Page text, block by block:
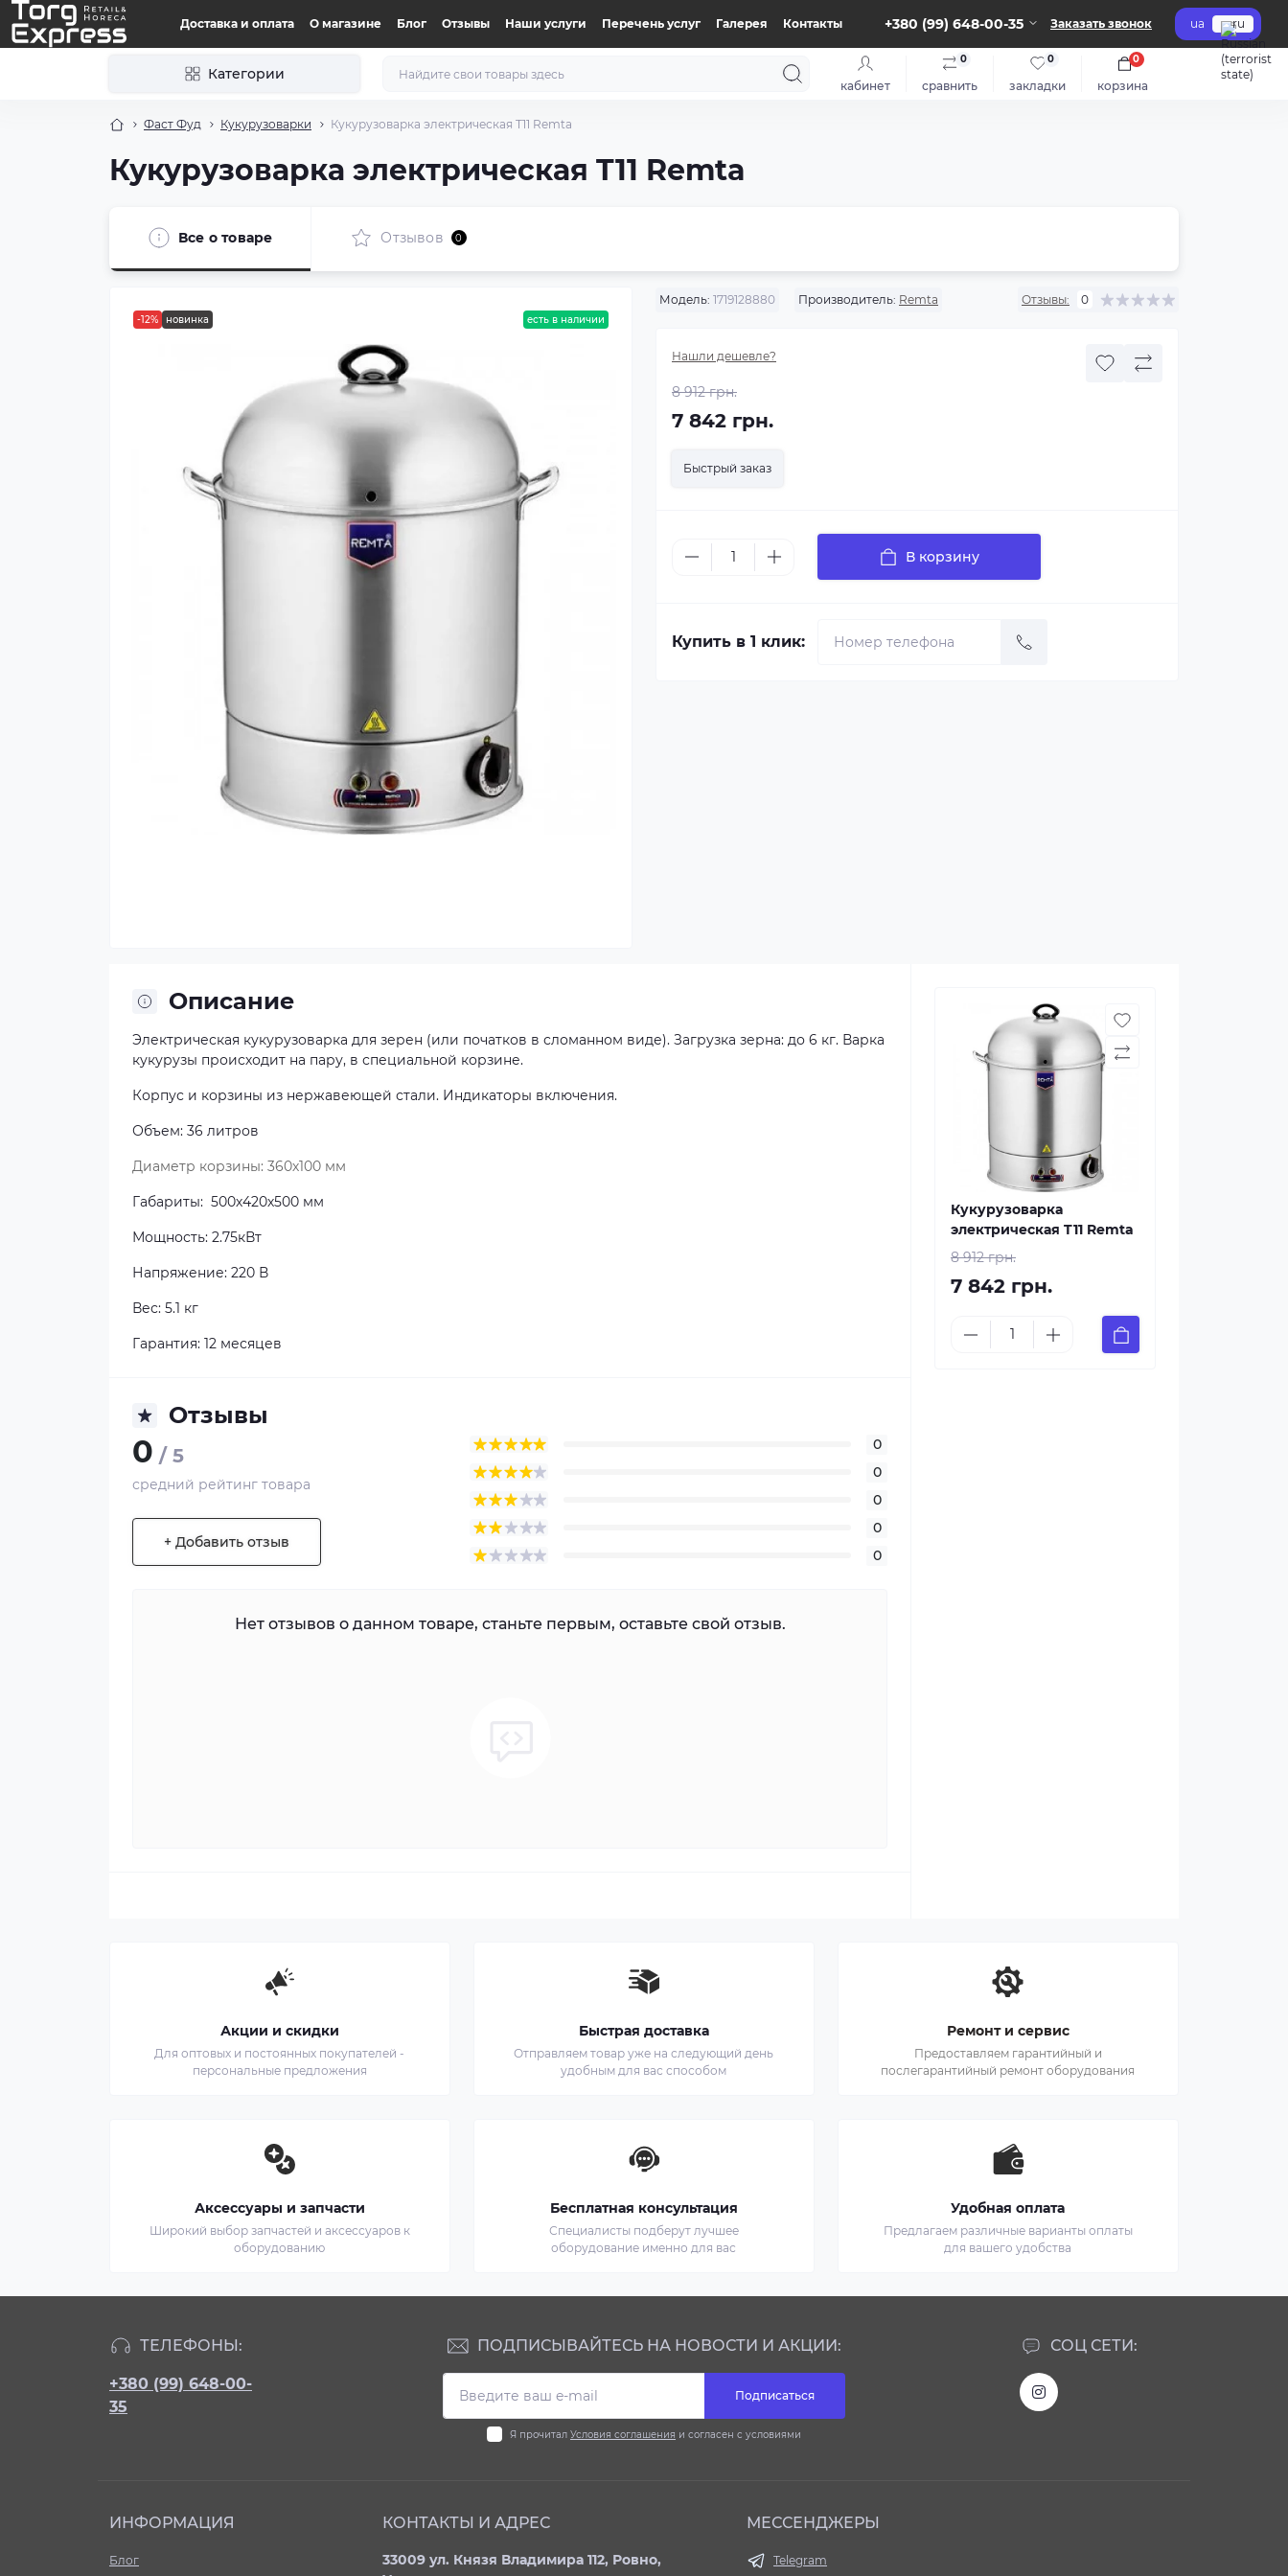
Доставка и оплата О магазине Блог Отзывы Наши услуги Перечень услуг Галерея Контакты +380 (99) 648-00-35 Заказать звонок ua ru
Категории
кабинет сравнить
0
закладки
0
корзина
0
Фаст Фуд Кукурузоварки Кукурузоварка электрическая T11 Remta
Кукурузоварка электрическая T11 Remta
Все о товаре Отзывов 0
-12% новинка есть в наличии
Модель: 1719128880 Производитель: Remta Отзывы: 0
Нашли дешевле?
8 912 грн.
7 842 грн.
Быстрый заказ
В корзину
Купить в 1 клик:
Описание
Электрическая кукурузоварка для зерен (или початков в сломанном виде). Загрузка зерна: до 6 кг. Варка
кукурузы происходит на пару, в специальной корзине.
Корпус и корзины из нержавеющей стали. Индикаторы включения.
Объем: 36 литров
Диаметр корзины: 360х100 мм
Габариты: 500х420х500 мм
Мощность: 2.75кВт
Напряжение: 220 В
Вес: 5.1 кг
Гарантия: 12 месяцев
Отзывы
0 / 5
средний рейтинг товара
+ Добавить отзыв
0
0
0
0
0
Нет отзывов о данном товаре, станьте первым, оставьте свой отзыв.
Кукурузоварка
электрическая T11 Remta
8 912 грн.
7 842 грн.
Акции и скидки
Для оптовых и постоянных покупателей -
персональные предложения
Быстрая доставка
Отправляем товар уже на следующий день
удобным для вас способом
Ремонт и сервис
Предоставляем гарантийный и
послегарантийный ремонт оборудования
Аксессуары и запчасти
Широкий выбор запчастей и аксессуаров к
оборудованию
Бесплатная консультация
Специалисты подберут лучшее
оборудование именно для вас
Удобная оплата
Предлагаем различные варианты оплаты
для вашего удобства
ТЕЛЕФОНЫ:
+380 (99) 648-00-
35
СОЦ СЕТИ:
ПОДПИСЫВАЙТЕСЬ НА НОВОСТИ И АКЦИИ:
Подписаться
Я прочитал Условия соглашения и согласен с условиями
ИНФОРМАЦИЯ
Блог
КОНТАКТЫ И АДРЕС
33009 ул. Князя Владимира 112, Ровно,
МЕССЕНДЖЕРЫ
Telegram